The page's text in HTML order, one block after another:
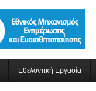
Εθελοντική Εργασία